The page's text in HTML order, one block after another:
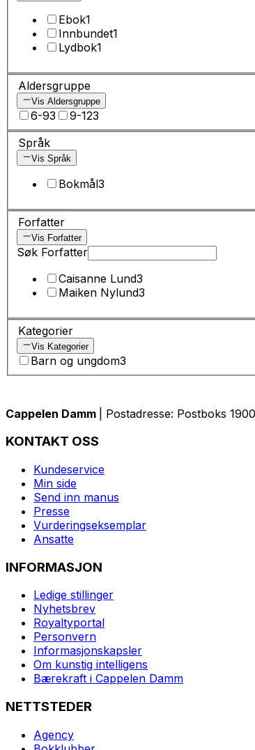
Ebok1
Innbundet1
Lydbok1
Aldersgruppe
Vis Aldersgruppe
6-93 9-123
Språk
Vis Språk
Bokmål3
Forfatter
Vis Forfatter
Søk Forfatter
Caisanne Lund3
Maiken Nylund3
Kategorier
Vis Kategorier
Barn og ungdom3
Cappelen Damm | Postadresse: Postboks
KONTAKT OSS
Kundeservice
Min side
Send inn manus
Presse
Vurderingseksemplar
Ansatte
INFORMASJON
Ledige stillinger
Nyhetsbrev
Royaltyportal
Personvern
Informasjonskapsler
Om kunstig intelligens
Bærekraft i Cappelen Damm
NETTSTEDER
Agency